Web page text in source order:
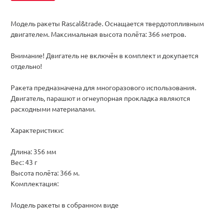
Модель ракеты Rascal&trade. Оснащается твердотопливным
двигателем. Максимальная высота полёта: 366 метров.
Внимание! Двигатель не включён в комплект и докупается
отдельно!
Ракета предназначена для многоразового использования.
Двигатель, парашют и огнеупорная прокладка являются
расходными материалами.
Характеристики:
Длина: 356 мм
Вес: 43 г
Высота полёта: 366 м.
Комплектация:
Модель ракеты в собранном виде